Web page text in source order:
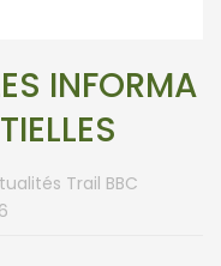
INFORMA
Trail BBC